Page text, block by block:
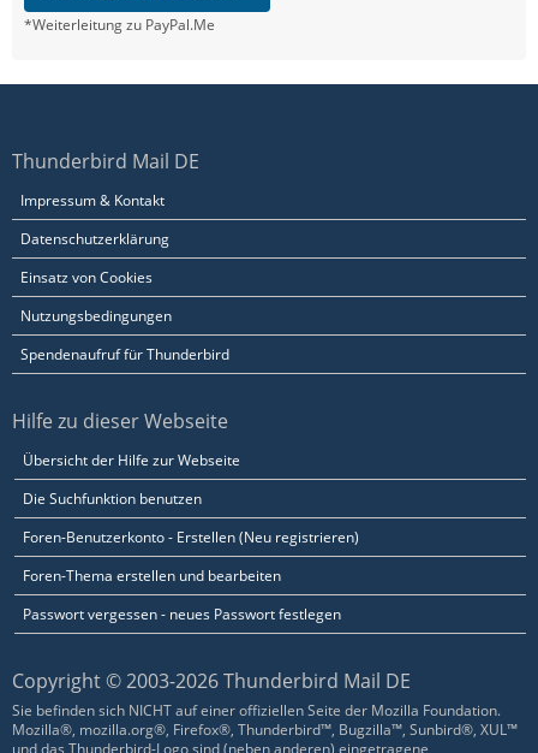
*Weiterleitung zu PayPal.Me
Thunderbird Mail DE
Impressum & Kontakt
Datenschutzerklärung
Einsatz von Cookies
Nutzungsbedingungen
Spendenaufruf für Thunderbird
Hilfe zu dieser Webseite
Übersicht der Hilfe zur Webseite
Die Suchfunktion benutzen
Foren-Benutzerkonto - Erstellen (Neu registrieren)
Foren-Thema erstellen und bearbeiten
Passwort vergessen - neues Passwort festlegen
Copyright © 2003-2026 Thunderbird Mail DE
Sie befinden sich NICHT auf einer offiziellen Seite der Mozilla Foundation.
Mozilla®, mozilla.org®, Firefox®, Thunderbird™, Bugzilla™, Sunbird®, XUL™